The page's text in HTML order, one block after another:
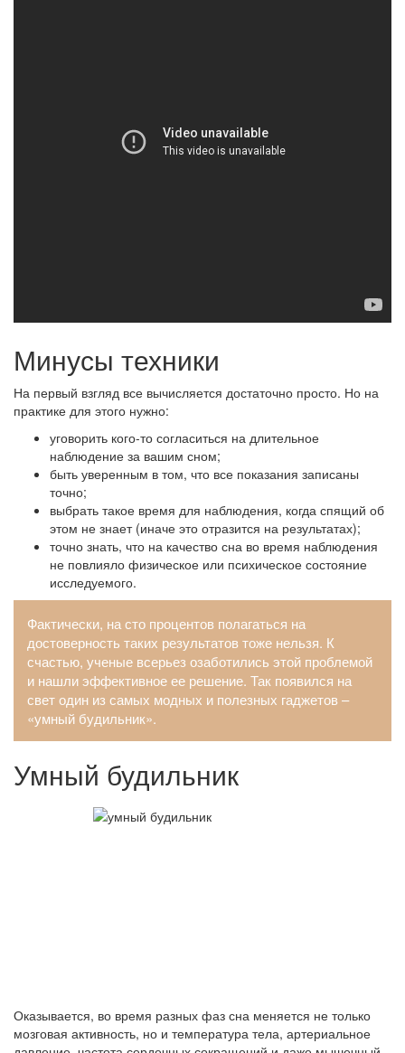
Минусы техники
На первый взгляд все вычисляется достаточно просто. Но на
практике для этого нужно:
уговорить кого-то согласиться на длительное
наблюдение за вашим сном;
быть уверенным в том, что все показания записаны
точно;
выбрать такое время для наблюдения, когда спящий об
этом не знает (иначе это отразится на результатах);
точно знать, что на качество сна во время наблюдения
не повлияло физическое или психическое состояние
исследуемого.
Фактически, на сто процентов полагаться на
достоверность таких результатов тоже нельзя. К
счастью, ученые всерьез озаботились этой проблемой
и нашли эффективное ее решение. Так появился на
свет один из самых модных и полезных гаджетов –
«умный будильник».
Умный будильник
Оказывается, во время разных фаз сна меняется не только
мозговая активность, но и температура тела, артериальное